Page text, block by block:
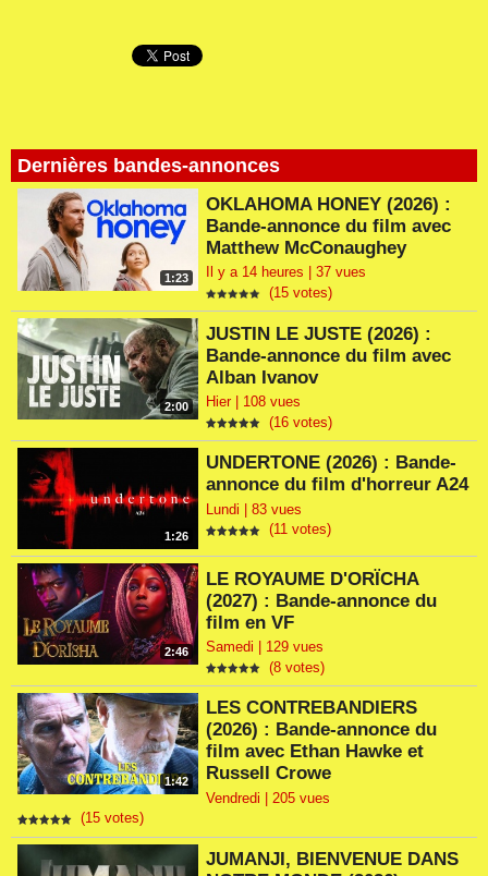
Dernières bandes-annonces
1:23
OKLAHOMA HONEY (2026) :
Bande-annonce du film avec
Matthew McConaughey
Il y a 14 heures | 37 vues
(15 votes)
2:00
JUSTIN LE JUSTE (2026) :
Bande-annonce du film avec
Alban Ivanov
Hier | 108 vues
(16 votes)
1:26
UNDERTONE (2026) : Bande-
annonce du film d'horreur A24
Lundi | 83 vues
(11 votes)
2:46
LE ROYAUME D'ORÏCHA
(2027) : Bande-annonce du
film en VF
Samedi | 129 vues
(8 votes)
1:42
LES CONTREBANDIERS
(2026) : Bande-annonce du
film avec Ethan Hawke et
Russell Crowe
Vendredi | 205 vues
(15 votes)
JUMANJI, BIENVENUE DANS